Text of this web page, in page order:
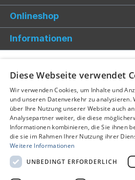
Onlineshop
Informationen
Diese Webseite verwendet
Wir verwenden Cookies, um Inhalte und
und unseren Datenverkehr zu analysieren.
über Ihre Nutzung unserer Website auch
Analysepartner weiter, die diese
Informationen kombinieren, die Sie ihnen
die sie im Rahmen Ihrer Nutzung ihrer
Weitere Informationen
UNBEDINGT ERFORDERLICH